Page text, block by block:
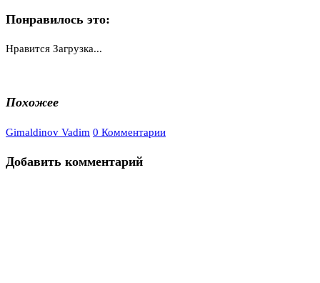
Понравилось это:
Нравится Загрузка...
Похожее
Gimaldinov Vadim 0 Комментарии
Добавить комментарий